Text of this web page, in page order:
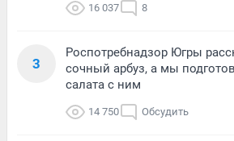
16 037 8
3
Роспотребнадзор Югры
сочный арбуз, а мы
салата с ним
14 750 Обсудить